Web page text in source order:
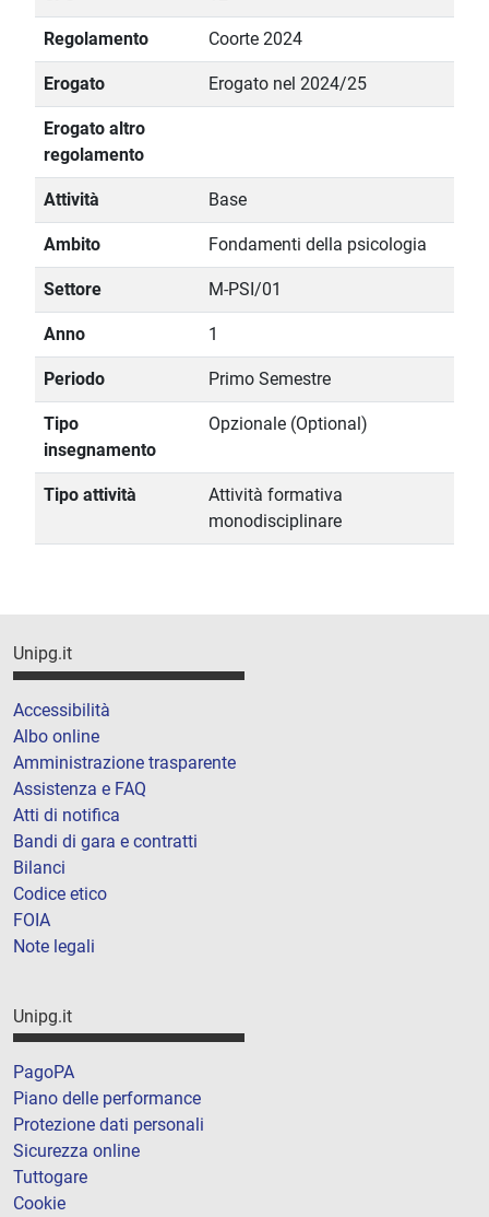
Regolamento Coorte 2024
Erogato Erogato nel 2024/25
Erogato altro
regolamento
Attività Base
Ambito Fondamenti della psicologia
Settore M-PSI/01
Anno 1
Periodo Primo Semestre
Tipo
insegnamento
Opzionale (Optional)
Tipo attività
Attività formativa
monodisciplinare
Unipg.it
Accessibilità
Albo online
Amministrazione trasparente
Assistenza e FAQ
Atti di notifica
Bandi di gara e contratti
Bilanci
Codice etico
FOIA
Note legali
Unipg.it
PagoPA
Piano delle performance
Protezione dati personali
Sicurezza online
Tuttogare
Cookie